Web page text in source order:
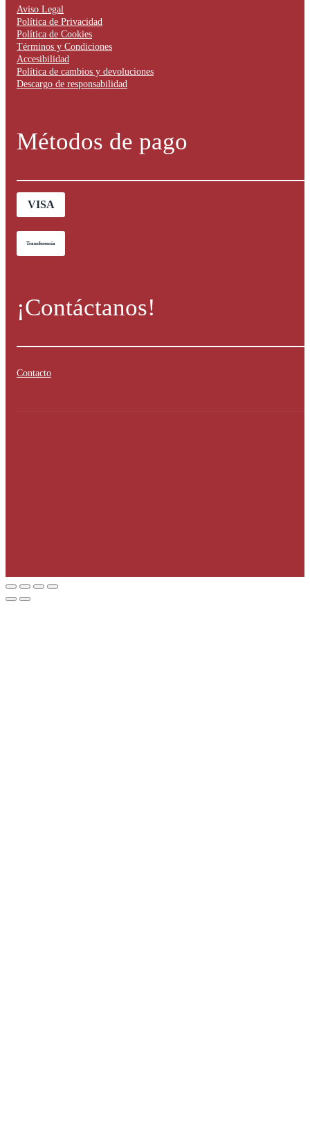
Aviso Legal
Política de Privacidad
Política de Cookies
Términos y Condiciones
Accesibilidad
Política de cambios y devoluciones
Descargo de responsabilidad
Métodos de pago
VISA
Transferencia
¡Contáctanos!
Contacto